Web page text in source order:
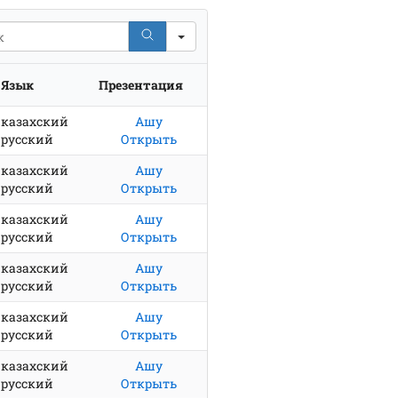
Язык Презентация
казахский
русский
Ашу
Открыть
казахский
русский
Ашу
Открыть
казахский
русский
Ашу
Открыть
казахский
русский
Ашу
Открыть
казахский
русский
Ашу
Открыть
казахский
русский
Ашу
Открыть